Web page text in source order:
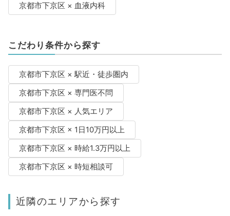
京都市下京区 × 血液内科
こだわり条件から探す
京都市下京区 × 駅近・徒歩圏内
京都市下京区 × 専門医不問
京都市下京区 × 人気エリア
京都市下京区 × 1日10万円以上
京都市下京区 × 時給1.3万円以上
京都市下京区 × 時短相談可
近隣のエリアから探す